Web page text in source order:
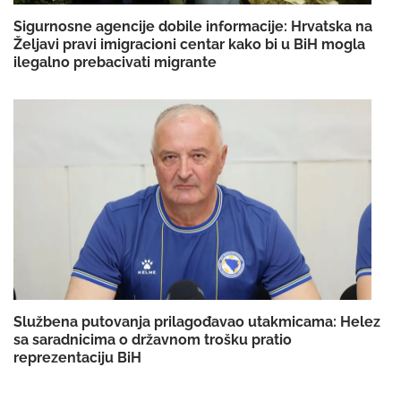
Sigurnosne agencije dobile informacije: Hrvatska na
Željavi pravi imigracioni centar kako bi u BiH mogla
ilegalno prebacivati migrante
Službena putovanja prilagođavao utakmicama: Helez
sa saradnicima o državnom trošku pratio
reprezentaciju BiH